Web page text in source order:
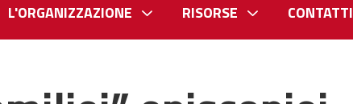
L'ORGANIZZAZIONE RISORSE CONTATTI